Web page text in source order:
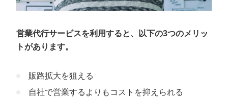
営業代行サービスを利用すると、以下の3つのメリッ
トがあります。
販路拡大を狙える
自社で営業するよりもコストを抑えられる